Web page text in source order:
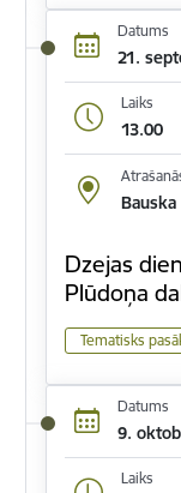
Datums
21.
Laiks
13.00
Bauska
Dzejas
Plūdoņa
Tematisks
Datums
9.
Laiks